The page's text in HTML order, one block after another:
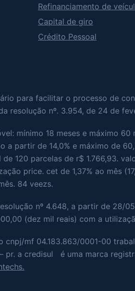
Refinanciamento de
Capital de giro
Crédito Pessoal
para facilitar o processo de
resolução nº. 3.954, de 24 de
mínimo 18 meses e máximo
partir de 14,0% e máximo de
120 parcelas de r$ 1.766,93.
price. cet de 1,37% ao mês
84 veezs.
nº 4.648, a partir de 28/
(dez mil reais) com a
mf 04.183.863/0001-00
pr. a credisul é uma marca